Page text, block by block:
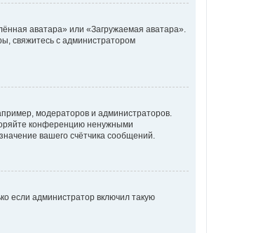
аватара» или «Загружаемая аватара».
свяжитесь с администратором
модераторов и администраторов.
конференцию ненужными
вашего счётчика сообщений.
если администратор включил такую